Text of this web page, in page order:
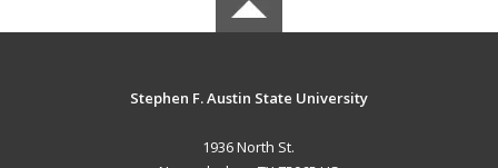
Stephen F. Austin State University
1936 North St.